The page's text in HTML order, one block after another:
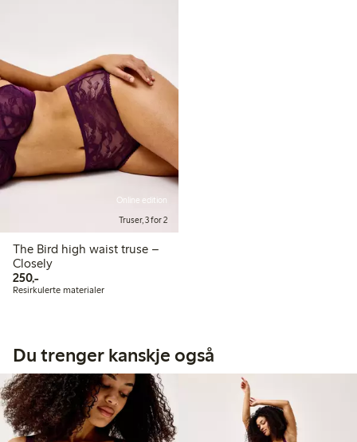
Online edition
Truser, 3 for 2
The Bird high waist truse –
Closely
250,-250,00 kr
Resirkulerte materialer
Du trenger kanskje også